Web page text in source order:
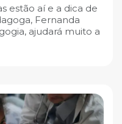
estão aí e a dica de
Fernanda
ajudará muito a